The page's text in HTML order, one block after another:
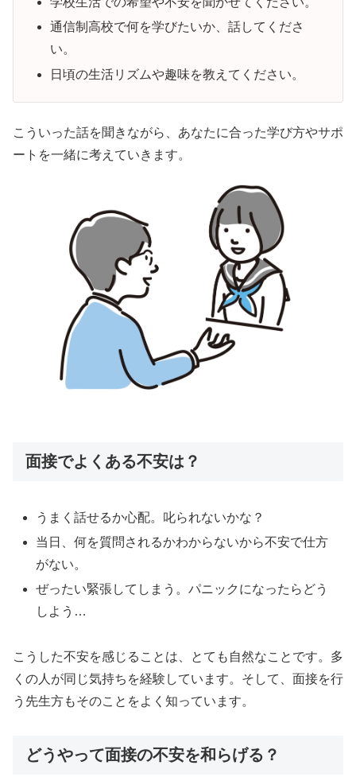
通信制高校で何を学びたいか、話してくださ
い。
日頃の生活リズムや趣味を教えてください。
こういった話を聞きながら、あなたに合った学び方やサポ
ートを一緒に考えていきます。
面接でよくある不安は？
うまく話せるか心配。叱られないかな？
当日、何を質問されるかわからないから不安で仕方
がない。
ぜったい緊張してしまう。パニックになったらどう
しよう…
こうした不安を感じることは、とても自然なことです。多
くの人が同じ気持ちを経験しています。そして、面接を行
う先生方もそのことをよく知っています。
どうやって面接の不安を和らげる？